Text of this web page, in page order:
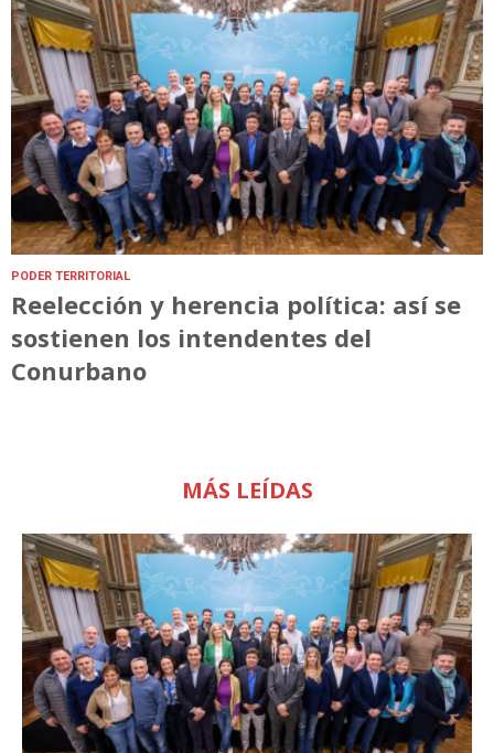
PODER TERRITORIAL
Reelección y herencia política: así se
sostienen los intendentes del
Conurbano
MÁS LEÍDAS